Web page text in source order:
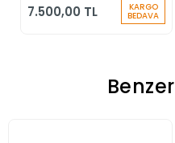
Durdurucu Keskin
7.500,00 TL KARGO
BEDAVA